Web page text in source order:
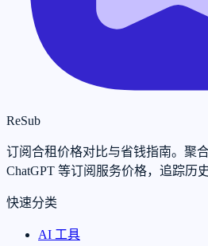
ReSub
订阅合租价格对比与省钱指南。聚合
ChatGPT 等订阅服务价格，追踪历
快速分类
AI 工具